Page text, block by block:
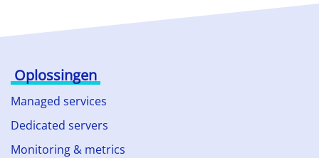
Oplossingen
Managed services
Dedicated servers
Monitoring & metrics